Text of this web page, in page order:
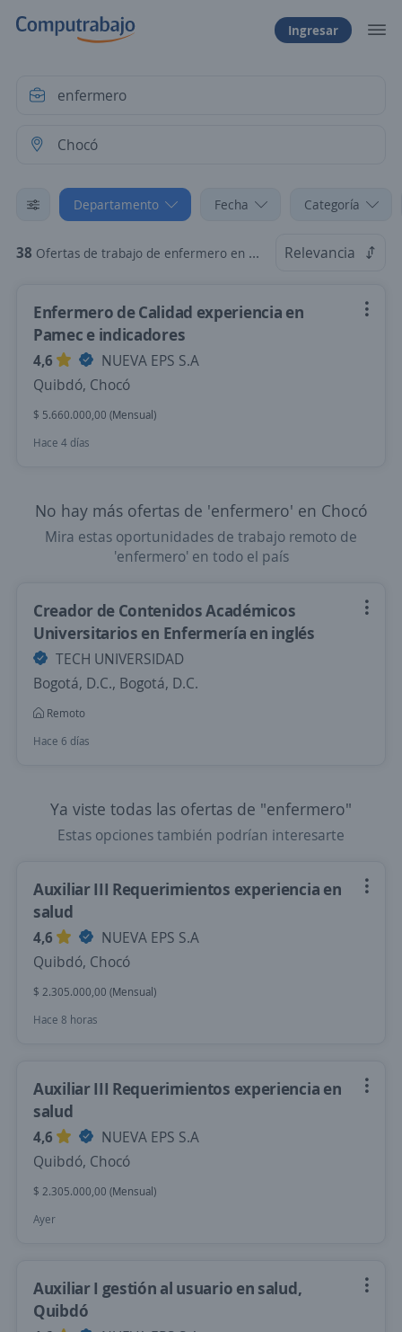
Ingresar
Departamento Fecha Categoría
38 Ofertas de trabajo de enfermero en Chocó Relevancia
Enfermero de Calidad experiencia en
Pamec e indicadores
4,6
NUEVA EPS S.A
Quibdó, Chocó
$ 5.660.000,00 (Mensual)
Hace 4 días
No hay más ofertas de 'enfermero' en Chocó
Mira estas oportunidades de trabajo remoto de
'enfermero' en todo el país
Creador de Contenidos Académicos
Universitarios en Enfermería en inglés
TECH UNIVERSIDAD
Bogotá, D.C., Bogotá, D.C.
Remoto
Hace 6 días
Ya viste todas las ofertas de "enfermero"
Estas opciones también podrían interesarte
Auxiliar III Requerimientos experiencia en
salud
4,6
NUEVA EPS S.A
Quibdó, Chocó
$ 2.305.000,00 (Mensual)
Hace 8 horas
Auxiliar III Requerimientos experiencia en
salud
4,6
NUEVA EPS S.A
Quibdó, Chocó
$ 2.305.000,00 (Mensual)
Ayer
Auxiliar I gestión al usuario en salud,
Quibdó